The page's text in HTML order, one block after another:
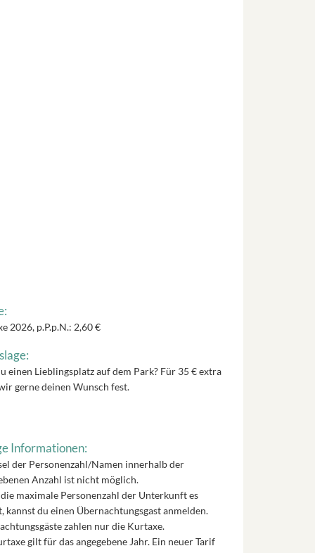
2026, p.P.p.N.: 2,60 €
einen Lieblingsplatz auf dem Park? Für 35 € extra
gerne deinen Wunsch fest.
Informationen:
der Personenzahl/Namen innerhalb der
Anzahl ist nicht möglich.
maximale Personenzahl der Unterkunft es
kannst du einen Übernachtungsgast anmelden.
zahlen nur die Kurtaxe.
gilt für das angegebene Jahr. Ein neuer Tarif